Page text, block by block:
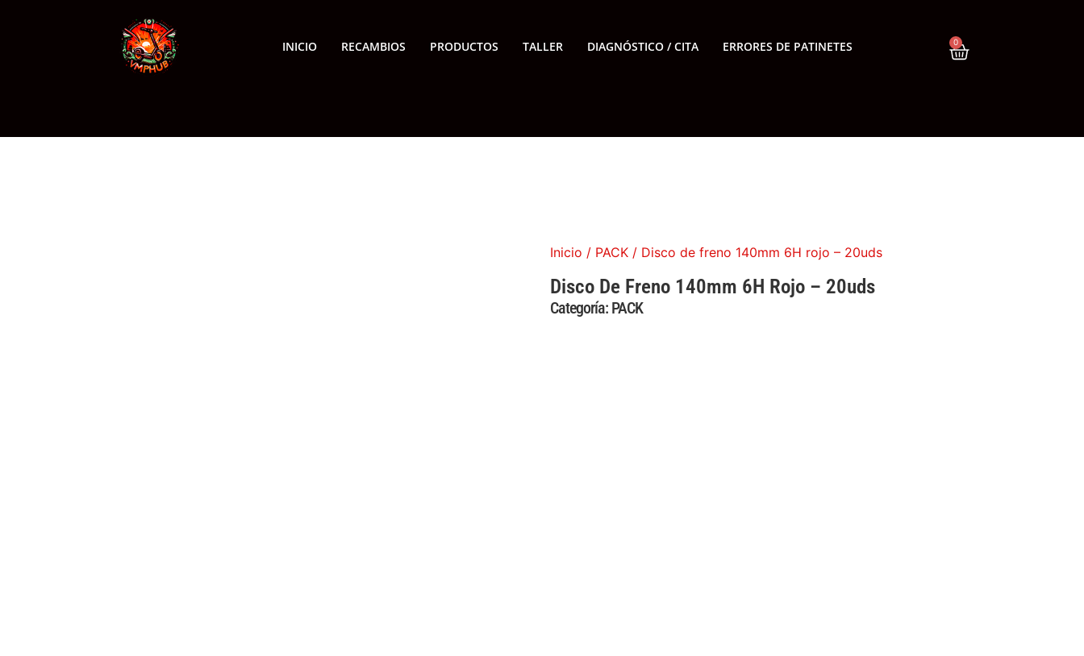
INICIO RECAMBIOS PRODUCTOS TALLER DIAGNÓSTICO / CITA ERRORES DE PATINETES 0
Inicio / PACK / Disco de freno 140mm 6H rojo – 20uds
Disco De Freno 140mm 6H Rojo – 20uds
Categoría: PACK